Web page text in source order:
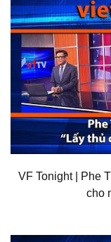
VF Tonight | Phe
cho